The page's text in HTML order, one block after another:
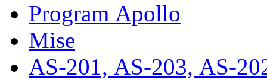
Program Apollo
Mise
AS-201, AS-203, AS-